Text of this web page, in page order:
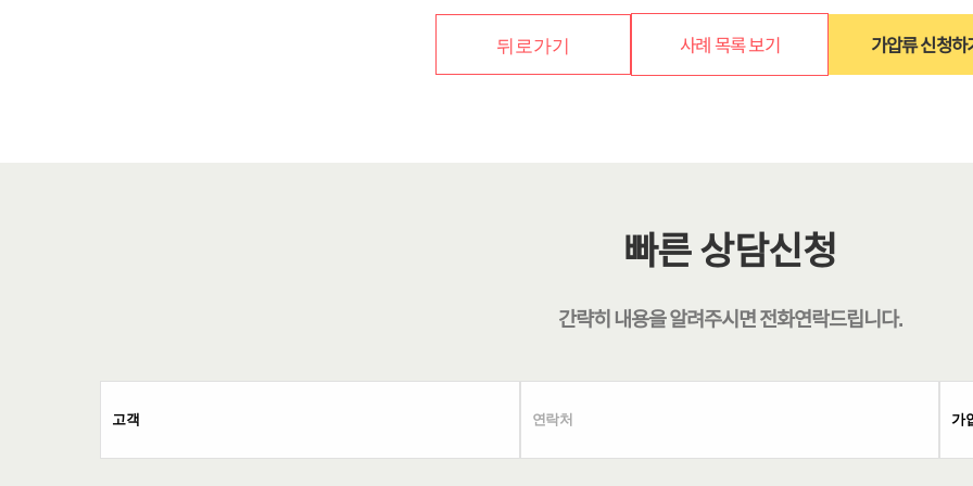
뒤로가기 사례 목록 보기 가압류 신청하
빠른 상담신청
간략히 내용을 알려주시면전화연락드립니다.